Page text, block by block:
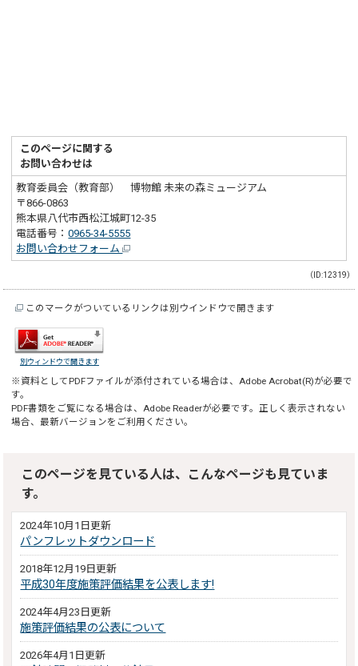
このページに関する
お問い合わせは
教育委員会（教育部） 博物館 未来の森ミュージアム
〒866-0863
熊本県八代市西松江城町12-35
電話番号：0965-34-5555
お問い合わせフォーム
（ID:12319）
このマークがついているリンクは別ウインドウで開きます
別ウィンドウで開きます
※資料としてPDFファイルが添付されている場合は、 Adobe Acrobat(R)が必要で
す。
PDF書類をご覧になる場合は、 Adobe Readerが必要です。正しく表示されない
場合、最新バージョンをご利用ください。
このページを見ている人は、こんなページも見ていま
す。
2024年10月1日更新
パンフレットダウンロード
2018年12月19日更新
平成30年度施策評価結果を公表します!
2024年4月23日更新
施策評価結果の公表について
2026年4月1日更新